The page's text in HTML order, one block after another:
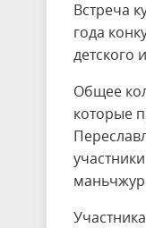
Встреча
года
детского
Общее
которые